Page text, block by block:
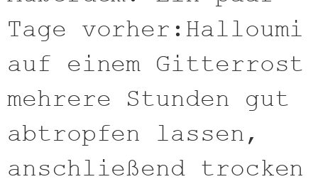
Tage vorher:Halloumi
auf einem Gitterrost
mehrere Stunden gut
abtropfen lassen,
anschließend trocken